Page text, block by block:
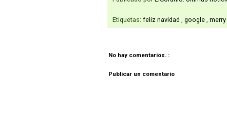
Etiquetas: feliz navidad google
No hay comentarios. :
Publicar un comentario